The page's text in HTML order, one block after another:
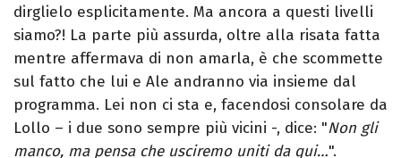
dirglielo esplicitamente. Ma ancora a questi livelli
siamo?! La parte più assurda, oltre alla risata fatta
mentre affermava di non amarla, è che scommette
sul fatto che lui e Ale andranno via insieme dal
programma. Lei non ci sta e, facendosi consolare da
Lollo – i due sono sempre più vicini -, dice: "Non gli
manco, ma pensa che usciremo uniti da qui…".